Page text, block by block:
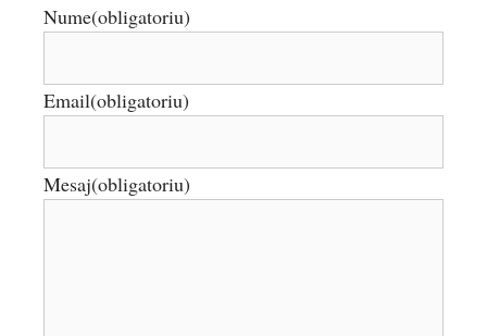
Nume(obligatoriu)
Email(obligatoriu)
Mesaj(obligatoriu)